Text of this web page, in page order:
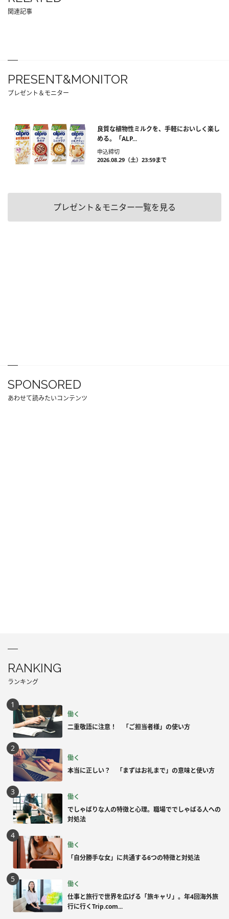
関連記事
PRESENT&MONITOR
プレゼント＆モニター
良質な植物性ミルクを、手軽においしく楽し
める。「ALP...
申込締切
2026.08.29（土）23:59まで
プレゼント＆モニター一覧を見る
SPONSORED
あわせて読みたいコンテンツ
RANKING
ランキング
働く
二重敬語に注意！ 「ご担当者様」の使い方
働く
本当に正しい？ 「まずはお礼まで」の意味と使い方
働く
でしゃばりな人の特徴と心理。職場ででしゃばる人への
対処法
働く
「自分勝手な女」に共通する6つの特徴と対処法
働く
仕事と旅行で世界を広げる「旅キャリ」。年4回海外旅
行に行くTrip.com...